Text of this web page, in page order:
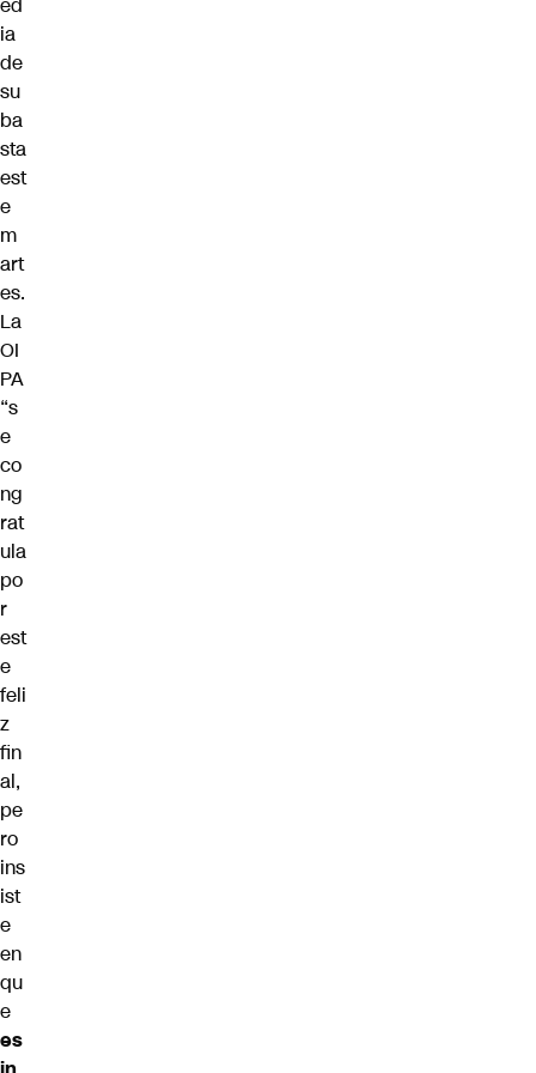
ia
de
su
ba
sta
est
e
m
art
es.
La
OI
PA
“s
e
co
ng
rat
ula
po
r
est
e
feli
z
fin
al,
pe
ro
ins
ist
e
en
qu
e
es